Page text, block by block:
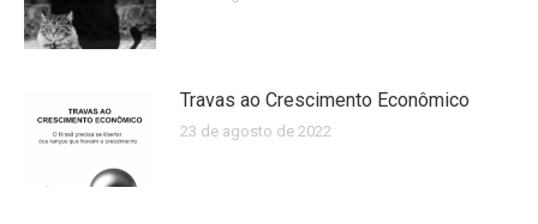
Travas ao Crescimento Econômico
23 de agosto de 2022